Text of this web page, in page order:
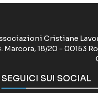
Cristiane
Marcora, 18/20 - 00153
SEGUICI SUI SOCIAL